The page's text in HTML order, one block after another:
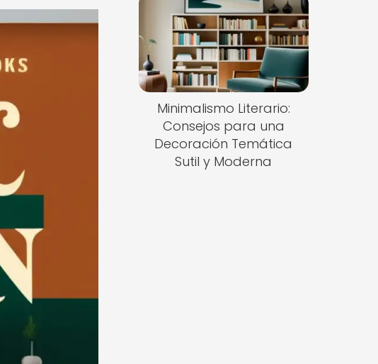
Minimalismo Literario:
Consejos para una
Decoración Temática
Sutil y Moderna